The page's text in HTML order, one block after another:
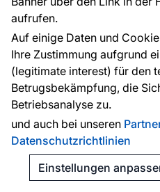
aufrufen.
Auf einige Daten und
Ihre Zustimmung aufgrund
(legitimate interest) für den
Betrugsbekämpfung, die
Betriebsanalyse zu.
und auch bei unseren
Datenschutzrichtlinien
Einstellungen
Kindertapete, rosa, Wolken,